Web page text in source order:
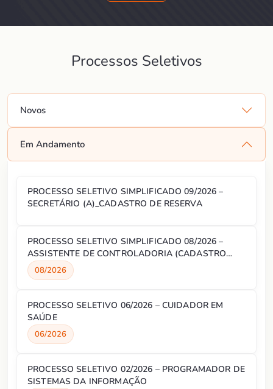
Processos Seletivos
Novos
Em Andamento
PROCESSO SELETIVO SIMPLIFICADO 09/2026 –
SECRETÁRIO (A)_CADASTRO DE RESERVA
PROCESSO SELETIVO SIMPLIFICADO 08/2026 –
ASSISTENTE DE CONTROLADORIA (CADASTRO
RESERVA)
08/2026
PROCESSO SELETIVO 06/2026 – CUIDADOR EM
SAÚDE
06/2026
PROCESSO SELETIVO 02/2026 – PROGRAMADOR DE
SISTEMAS DA INFORMAÇÃO